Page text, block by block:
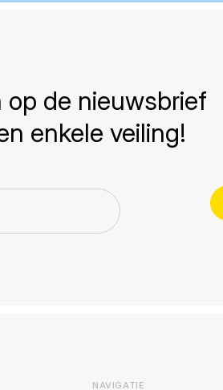
op de nieuwsbrief
enkele veiling!
NAVIGATIE